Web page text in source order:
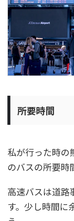
所要時間
私が行った時の
のバスの所要時
高速バスは道路
す。少し時間に